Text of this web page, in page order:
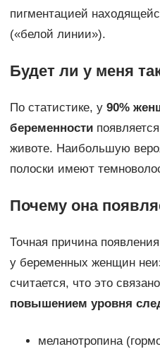
пигментацией
(«белой линии»).
Будет ли у меня
По статистике, у 90%
беременности
животе. Наибольшую
полоски имеют
Почему она
Точная причина
у беременных женщин
считается, что это
повышением уровня
меланотропина